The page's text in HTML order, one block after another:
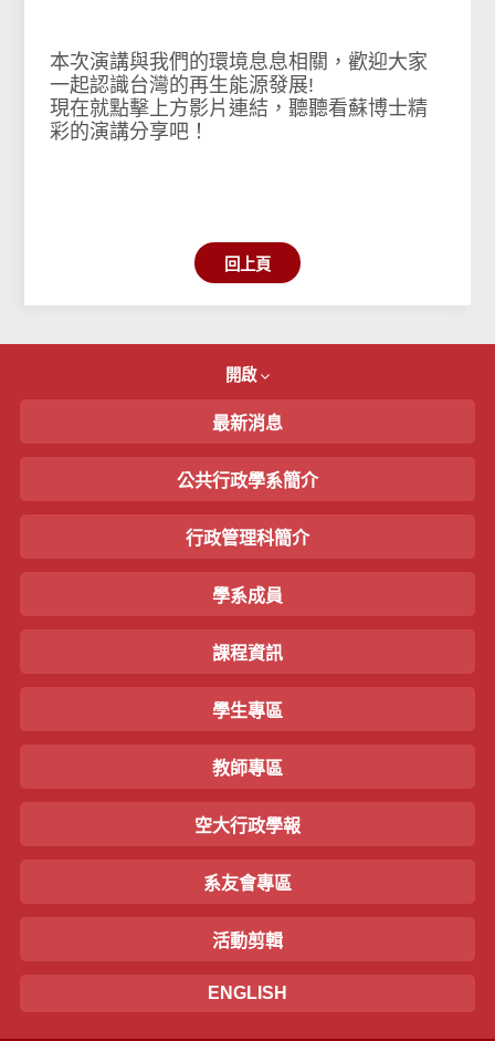
本次演講與我們的環境息息相關，歡迎大家
一起認識台灣的再生能源發展!
現在就點擊上方影片連結，聽聽看蘇博士精
彩的演講分享吧！
回上頁
開啟
最新消息
公共行政學系簡介
行政管理科簡介
學系成員
課程資訊
學生專區
教師專區
空大行政學報
系友會專區
活動剪輯
ENGLISH